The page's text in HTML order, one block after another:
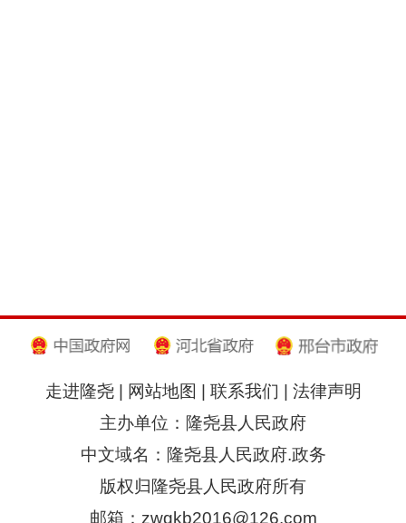
走进隆尧| 网站地图 联系我们
法律声明
主办单位：隆尧县人民政府
中文域名：隆尧县人民政府.政务
版权归隆尧县人民政府所有
邮箱：zwgkb2016@126.com